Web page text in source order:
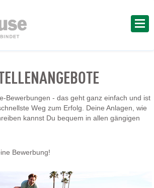
Bewerbungen - das geht ganz einfach und ist
Weg zum Erfolg. Deine Anlagen, wie
kannst Du bequem in allen gängigen
Bewerbung!